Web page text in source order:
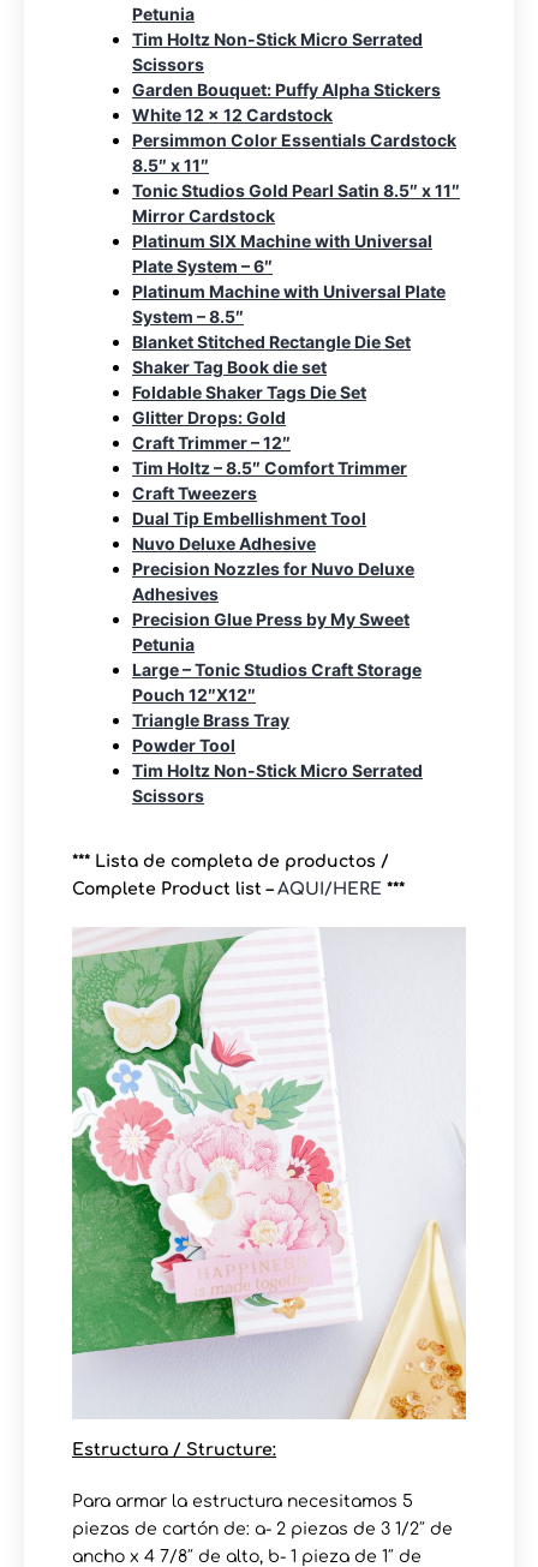
Petunia
Tim Holtz Non-Stick Micro Serrated
Scissors
Garden Bouquet: Puffy Alpha Stickers
White 12 x 12 Cardstock
Persimmon Color Essentials Cardstock
8.5″ x 11″
Tonic Studios Gold Pearl Satin 8.5″ x 11″
Mirror Cardstock
Platinum SIX Machine with Universal
Plate System – 6″
Platinum Machine with Universal Plate
System – 8.5″
Blanket Stitched Rectangle Die Set
Shaker Tag Book die set
Foldable Shaker Tags Die Set
Glitter Drops: Gold
Craft Trimmer – 12″
Tim Holtz – 8.5″ Comfort Trimmer
Craft Tweezers
Dual Tip Embellishment Tool
Nuvo Deluxe Adhesive
Precision Nozzles for Nuvo Deluxe
Adhesives
Precision Glue Press by My Sweet
Petunia
Large – Tonic Studios Craft Storage
Pouch 12″X12″
Triangle Brass Tray
Powder Tool
Tim Holtz Non-Stick Micro Serrated
Scissors
*** Lista de completa de productos /
Complete Product list – AQUI/HERE ***
Estructura / Structure:
Para armar la estructura necesitamos 5
piezas de cartón de: a- 2 piezas de 3 1/2″ de
ancho x 4 7/8″ de alto, b- 1 pieza de 1″ de